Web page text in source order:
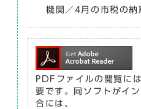
機関／4月の市税の納
PDFファイルの閲覧
要です。同ソフトがイ
合には、